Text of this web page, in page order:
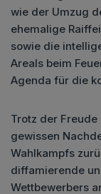
wie der Umzug
ehemalige
sowie die
Areals beim
Agenda für die
Trotz der
gewissen
Wahlkampfs
diffamierende
Wettbewerbers